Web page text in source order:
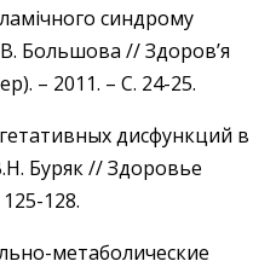
синдрому
Большова // Здоров’я
– 2011. – С. 24-25.
дисфункций в
Буряк // Здоровье
128.
метаболические